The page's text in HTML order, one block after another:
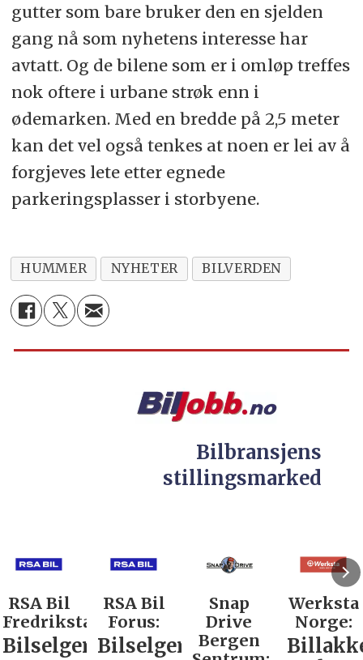
gutter som bare bruker den en sjelden
gang nå som nyhetens interesse har
avtatt. Og de bilene som er i omløp treffes
nok oftere i urbane strøk enn i
ødemarken. Med en bredde på 2,5 meter
kan det vel også tenkes at noen er lei av å
forgjeves lete etter egnede
parkeringsplasser i storbyene.
HUMMER NYHETER BILVERDEN
Bilbransjens
stillingsmarked
RSA Bil
Fredrikstad:
Bilselger
RSA Bil
Forus:
Bilselger
Snap
Drive
Bergen
Werksta
Norge: